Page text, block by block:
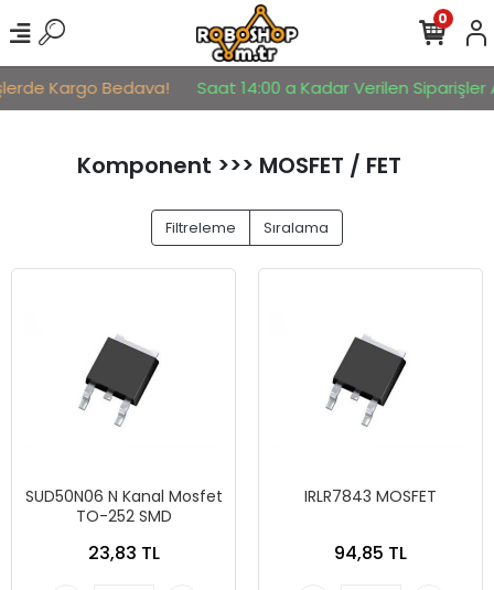
Kargo Bedava! Saat 14:00 a Kadar Verilen Siparişler
0
Komponent >>> MOSFET / FET
Filtreleme Sıralama
SUD50N06 N Kanal Mosfet
TO-252 SMD
23,83 TL
IRLR7843 MOSFET
94,85 TL